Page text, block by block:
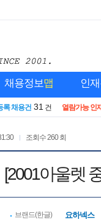
채용정보맵 인
록 채용건 31 건 열람가능 인
조회수260 회
[2001아울렛
브랜드(한글) 요하넥스